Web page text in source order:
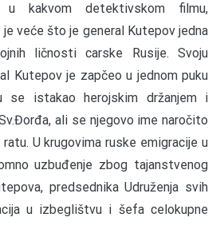
kakvom detektivskom filmu,
veće što je general Kutepov jedna
ličnosti carske Rusije. Svoju
Kutepov je zapčeo u jednom puku
se istakao herojskim držanjem i
ali se njegovo ime naročito
U krugovima ruske emigracije u
uzbuđenje zbog tajanstvenog
predsednika Udruženja svih
u izbeglištvu i šefa celokupne